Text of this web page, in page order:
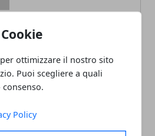
ottimizzare il nostro sito
Puoi scegliere a quali
Policy